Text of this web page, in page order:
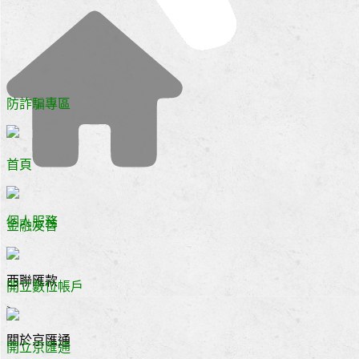
防詐騙專區
首頁
金融友善
開立數位帳戶
開立京匯通
>
個人服務
>
西聯匯款
>
關於京匯通